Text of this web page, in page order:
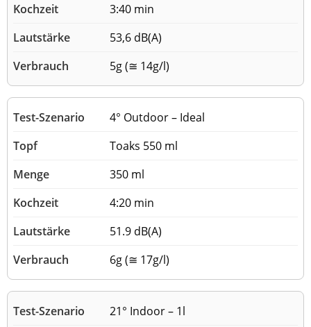
3:40 min
53,6 dB(A)
5g (≅ 14g/l)
4° Outdoor – Ideal
Toaks 550 ml
350 ml
4:20 min
51.9 dB(A)
6g (≅ 17g/l)
21° Indoor – 1l